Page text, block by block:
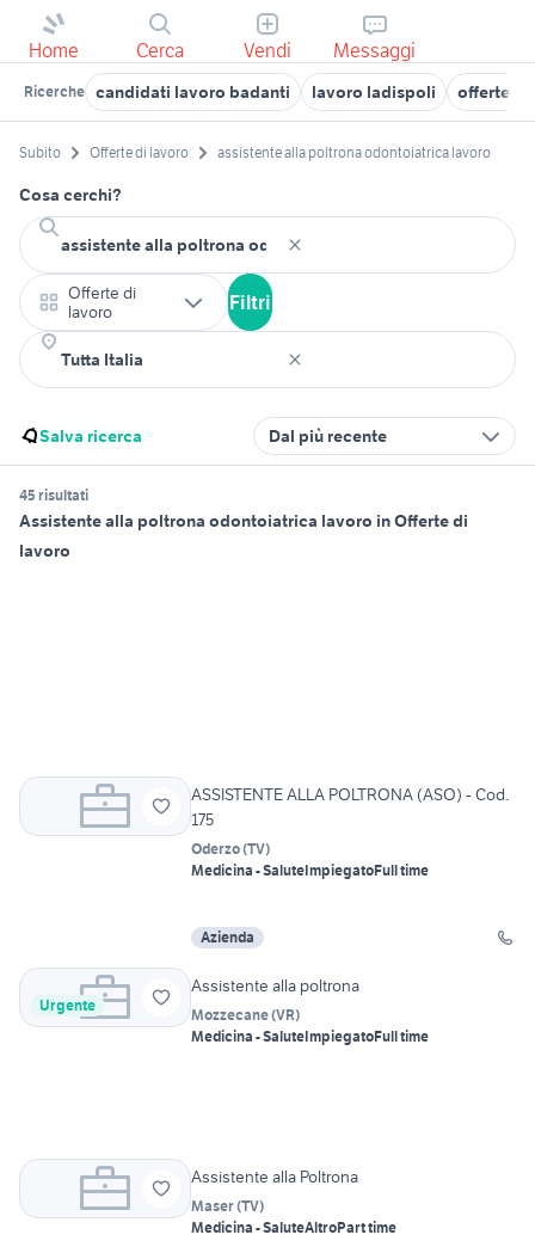
Home Cerca Vendi Messaggi
Ricerche candidati lavoro badanti lavoro ladispoli offerte di
Subito Offerte di lavoro assistente alla poltrona odontoiatrica lavoro
Cosa cerchi?
Offerte di
lavoro
Filtri
Salva ricerca Dal più recente
45 risultati
Assistente alla poltrona odontoiatrica lavoro in Offerte di
lavoro
ASSISTENTE ALLA POLTRONA (ASO) - Cod.
175
Oderzo(TV)
Medicina - SaluteImpiegatoFull time
Azienda
Urgente
Assistente alla poltrona
Mozzecane(VR)
Medicina - SaluteImpiegatoFull time
Assistente alla Poltrona
Maser(TV)
Medicina - SaluteAltroPart time